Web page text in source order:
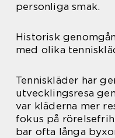
personliga smak.
Historisk
med olika
Tenniskläder har
utvecklingsresa
var kläderna mer
fokus på
bar ofta långa